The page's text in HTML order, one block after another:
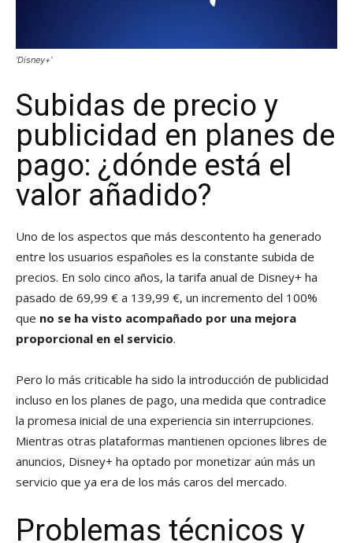
‘Disney+’
Subidas de precio y
publicidad en planes de
pago: ¿dónde está el
valor añadido?
Uno de los aspectos que más descontento ha generado
entre los usuarios españoles es la constante subida de
precios. En solo cinco años, la tarifa anual de Disney+ ha
pasado de 69,99 € a 139,99 €, un incremento del 100%
que no se ha visto acompañado por una mejora
proporcional en el servicio.
Pero lo más criticable ha sido la introducción de publicidad
incluso en los planes de pago, una medida que contradice
la promesa inicial de una experiencia sin interrupciones.
Mientras otras plataformas mantienen opciones libres de
anuncios, Disney+ ha optado por monetizar aún más un
servicio que ya era de los más caros del mercado.
Problemas técnicos y